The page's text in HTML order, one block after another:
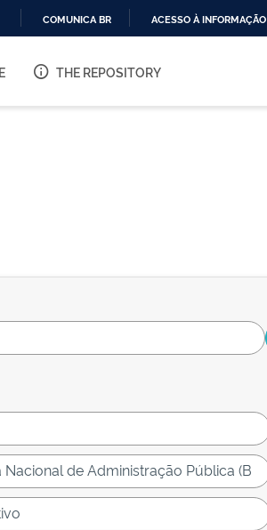
O
COMUNICA BR ACESSO À INFORMAÇÃO
THE REPOSITORY